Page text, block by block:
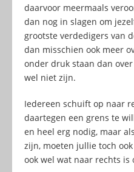
daarvoor meermaals
dan nog in slagen om
grootste verdedigers van
dan misschien ook meer
onder druk staan dan
wel niet zijn.
Iedereen schuift op naar
daartegen een grens te
en heel erg nodig, maar
zijn, moeten jullie toch
ook wel wat naar rechts is